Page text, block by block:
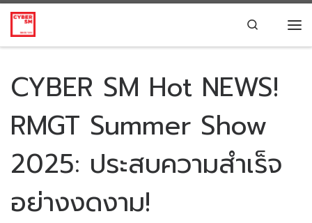
Skip to content Search
CYBER SM Hot NEWS!
RMGT Summer Show
2025: ประสบความสำเร็จ
อย่างงดงาม!